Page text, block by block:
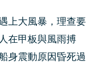
上大風暴，理查要
在甲板與風雨搏
身震動原因昏死過